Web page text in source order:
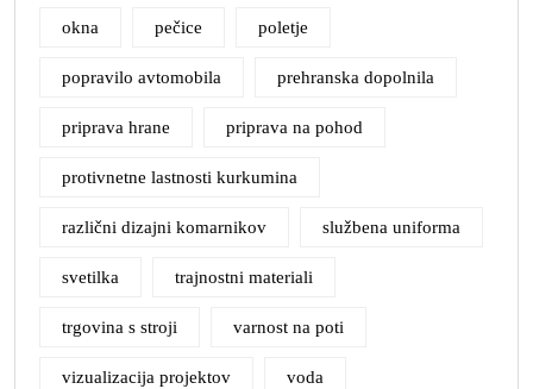
okna pečice poletje
popravilo avtomobila prehranska dopolnila
priprava hrane priprava na pohod
protivnetne lastnosti kurkumina
različni dizajni komarnikov službena uniforma
svetilka trajnostni materiali
trgovina s stroji varnost na poti
vizualizacija projektov voda